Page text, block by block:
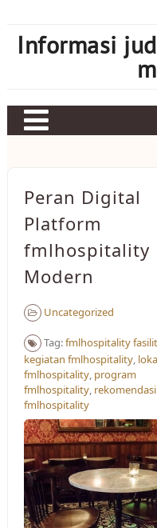
contentInformasi
Peran Digital
Platform
fmlhospitality
Modern
Uncategorized
Tag:fmlhospitality
kegiatan fmlhospitality,
fmlhospitality, program
fmlhospitality, rekomendasi
fmlhospitality